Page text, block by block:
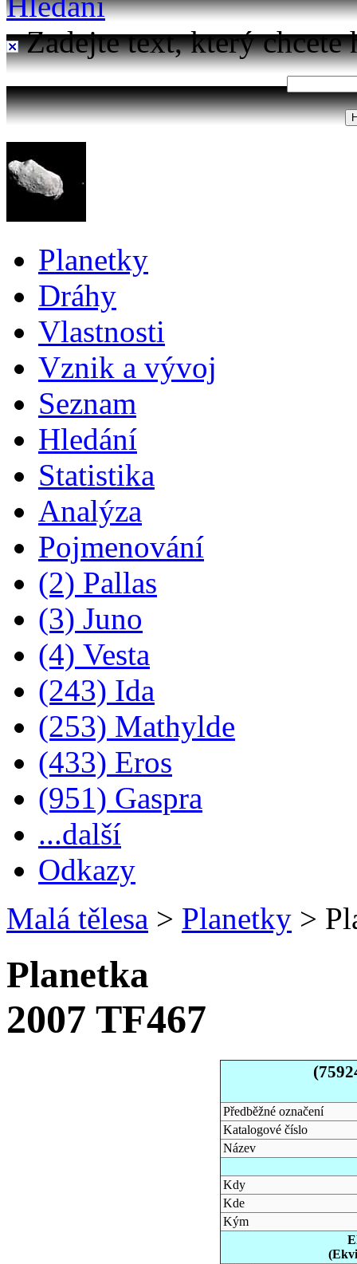
Zadejte text, který chcete
Planetky
Dráhy
Vlastnosti
Vznik a vývoj
Seznam
Hledání
Statistika
Analýza
Pojmenování
(2) Pallas
(3) Juno
(4) Vesta
(243) Ida
(253) Mathylde
(433) Eros
(951) Gaspra
...další
Odkazy
Malá tělesa > Planetky >
Planetka
2007 TF467
Předběžné označení
Katalogové číslo
Název
Kdy
Kde
Kým